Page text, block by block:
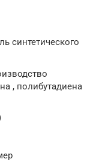
синтетического
, полибутадиена